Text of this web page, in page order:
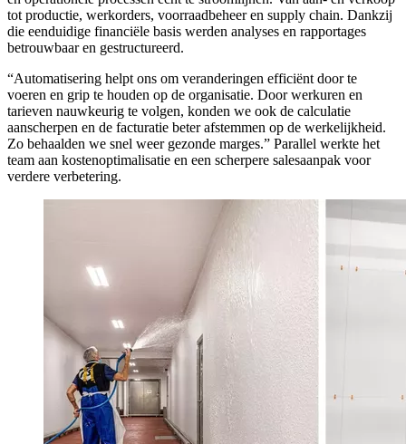
tot productie, werkorders, voorraadbeheer en supply chain. Dankzij
die eenduidige financiële basis werden analyses en rapportages
betrouwbaar en gestructureerd.
“Automatisering helpt ons om veranderingen efficiënt door te
voeren en grip te houden op de organisatie. Door werkuren en
tarieven nauwkeurig te volgen, konden we ook de calculatie
aanscherpen en de facturatie beter afstemmen op de werkelijkheid.
Zo behaalden we snel weer gezonde marges.” Parallel werkte het
team aan kostenoptimalisatie en een scherpere salesaanpak voor
verdere verbetering.